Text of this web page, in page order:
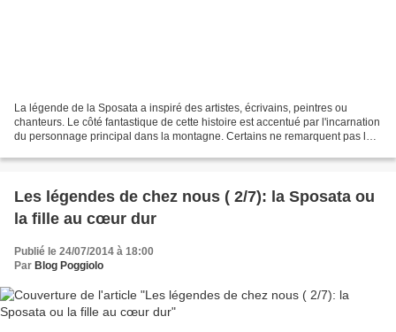
La légende de la Sposata a inspiré des artistes, écrivains, peintres ou
chanteurs. Le côté fantastique de cette histoire est accentué par l'incarnation
du personnage principal dans la montagne. Certains ne remarquent pas la
Les légendes de chez nous ( 2/7): la Sposata ou
la fille au cœur dur
Publié le 24/07/2014 à 18:00
Par Blog Poggiolo